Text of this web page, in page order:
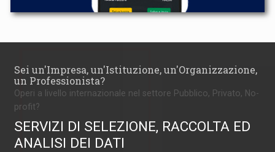
Sei un'Impresa, un'Istituzione, un'Organizzazione,
un Professionista?
Operi a livello internazionale nel settore Pubblico, Privato, No-
profit?
SERVIZI DI SELEZIONE, RACCOLTA ED
ANALISI DEI DATI